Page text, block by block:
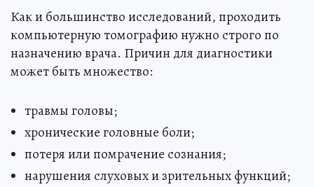
Как и большинство исследований, проходить
компьютерную томографию нужно строго по
назначению врача. Причин для диагностики
может быть множество:
травмы головы;
хронические головные боли;
потеря или помрачение сознания;
нарушения слуховых и зрительных функций;